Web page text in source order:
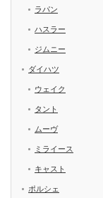
ラパン
ハスラー
ジムニー
ダイハツ
ウェイク
タント
ムーヴ
ミライース
キャスト
ポルシェ